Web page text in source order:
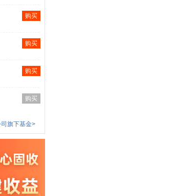
购买
购买
购买
购买
旗下基金>